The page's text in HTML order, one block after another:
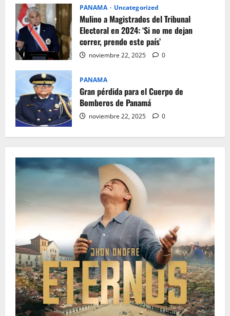
PANAMA Uncategorized
Mulino a Magistrados del Tribunal
Electoral en 2024: ‘Si no me dejan
correr, prendo este país’
noviembre 22, 2025 0
PANAMA
Gran pérdida para el Cuerpo de
Bomberos de Panamá
noviembre 22, 2025 0